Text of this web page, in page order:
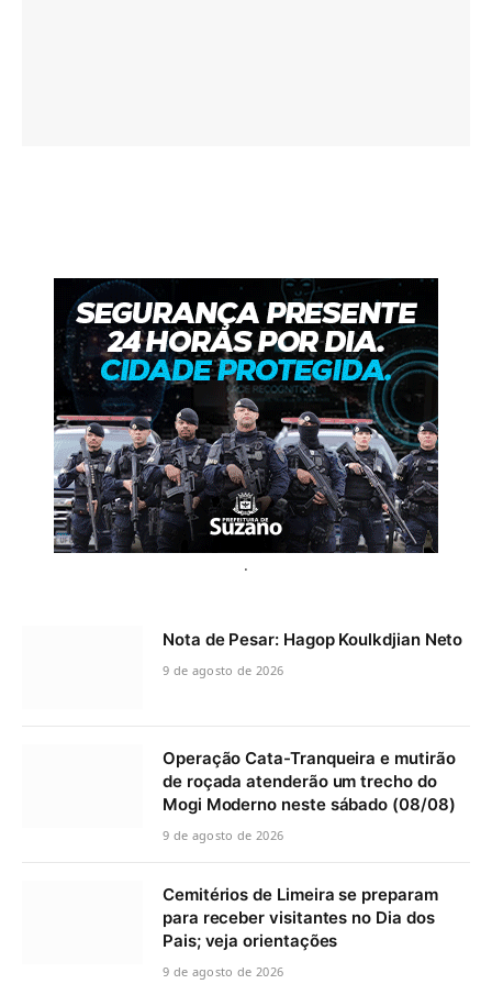
.
Nota de Pesar: Hagop Koulkdjian Neto
9 de agosto de 2026
Operação Cata-Tranqueira e mutirão
de roçada atenderão um trecho do
Mogi Moderno neste sábado (08/08)
9 de agosto de 2026
Cemitérios de Limeira se preparam
para receber visitantes no Dia dos
Pais; veja orientações
9 de agosto de 2026